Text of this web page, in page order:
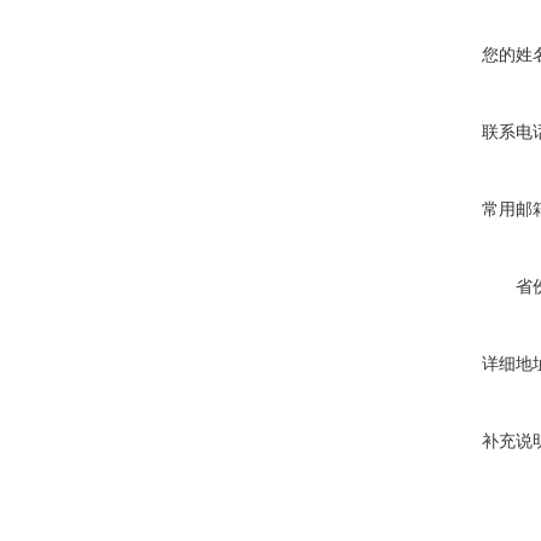
您的姓
联系电
常用邮
省
详细地
补充说